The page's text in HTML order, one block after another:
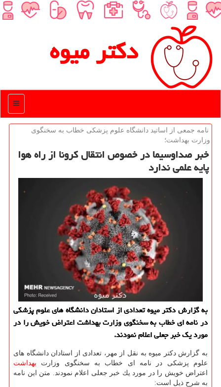
دكتر میوه
منو
نامه جمعی از اساتید دانشگاه علوم پزشكی خطاب به سخنگوی
وزارت بهداشت؛
خبر صداوسیما در خصوص انتقال كرونا از راه هوا
پایه علمی ندارد
به گزارش دكتر میوه تعدادی از استادان دانشگاه های علوم پزشكی
در نامه ای خطاب به سخنگوی وزارت بهداشت اعتراض خویش را در
مورد یك خبر جعلی اعلام نمودند.
به گزارش دكتر میوه به نقل از مهر، تعدادی از استادان دانشگاه های
علوم پزشكی در نامه ای خطاب به سخنگوی وزارت بهداشت
اعتراض خویش را در مورد یك خبر جعلی اعلام نمودند. متن این نامه
به شرح ذیل است: